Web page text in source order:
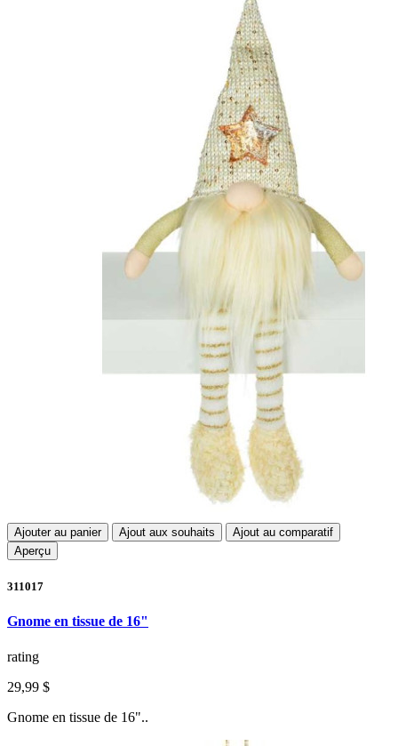
Ajouter au panier Ajout aux souhaits
Ajout au comparatif
Aperçu
311017
Gnome en tissue de 16"
rating
29,99 $
Gnome en tissue de 16"..